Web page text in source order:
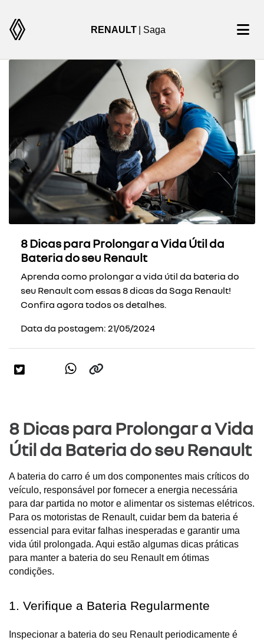
RENAULT | Saga
8 Dicas para Prolongar a Vida Útil da
Bateria do seu Renault
Aprenda como prolongar a vida útil da bateria do
seu Renault com essas 8 dicas da Saga Renault!
Confira agora todos os detalhes.
Data da postagem: 21/05/2024
8 Dicas para Prolongar a Vida
Útil da Bateria do seu Renault
A bateria do carro é um dos componentes mais críticos do
veículo, responsável por fornecer a energia necessária
para dar partida no motor e alimentar os sistemas elétricos.
Para os motoristas de Renault, cuidar bem da bateria é
essencial para evitar falhas inesperadas e garantir uma
vida útil prolongada. Aqui estão algumas dicas práticas
para manter a bateria do seu Renault em ótimas
condições.
1. Verifique a Bateria Regularmente
Inspecionar a bateria do seu Renault periodicamente é